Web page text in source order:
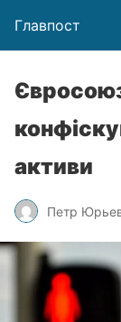
Главпост
активи
Петр